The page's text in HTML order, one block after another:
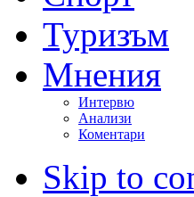
Туризъм
Мнения
Интервю
Анализи
Коментари
Skip to